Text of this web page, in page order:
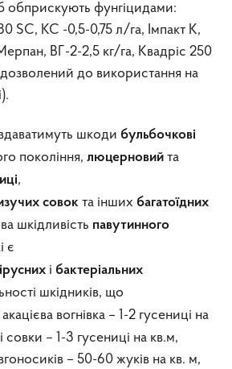
обприскують фунгіцидами:
SC, КС -0,5-0,75 л/га, Імпакт К,
ВГ-2-2,5 кг/га, Квадріс 250
до використання на
шкоди бульбочкові
покоління, люцерновий та
,
совок та інших багатоїдних
шкідливість павутинного
є
і бактеріальних
шкідників, що
акацієва вогнівка – 1-2 гусениці на
совки – 1-3 гусениці на кв.м,
– 50-60 жуків на кв. м,